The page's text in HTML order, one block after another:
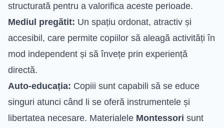
structurată pentru a valorifica aceste perioade.
Mediul pregătit: Un spațiu ordonat, atractiv și
accesibil, care permite copiilor să aleagă activități în
mod independent și să învețe prin experiență
directă.
Auto-educația: Copiii sunt capabili să se educe
singuri atunci când li se oferă instrumentele și
libertatea necesare. Materialele Montessori sunt